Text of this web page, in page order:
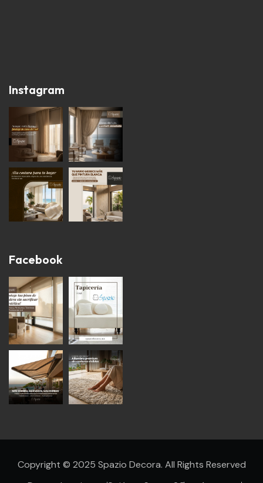
Instagram
Facebook
Copyright © 2025 Spazio Decora. All Rights Reserved